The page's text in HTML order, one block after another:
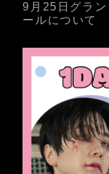
9月25日グラ
ールについて